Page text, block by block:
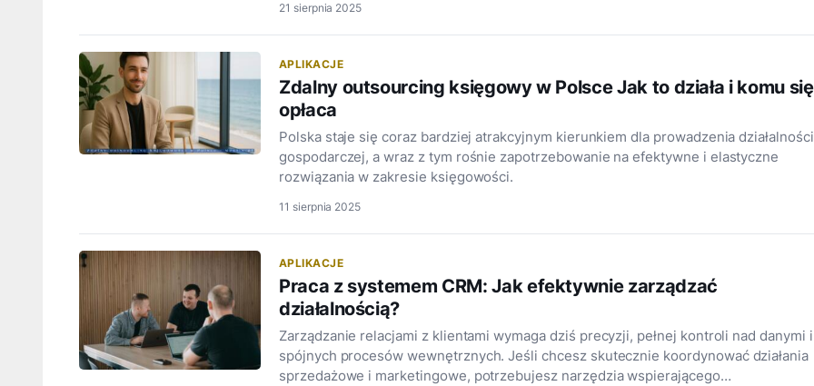
21 sierpnia 2025
APLIKACJE
Zdalny outsourcing księgowy w Polsce Jak to działa i komu się
opłaca
Polska staje się coraz bardziej atrakcyjnym kierunkiem dla prowadzenia działalności
gospodarczej, a wraz z tym rośnie zapotrzebowanie na efektywne i elastyczne
rozwiązania w zakresie księgowości.
11 sierpnia 2025
APLIKACJE
Praca z systemem CRM: Jak efektywnie zarządzać
działalnością?
Zarządzanie relacjami z klientami wymaga dziś precyzji, pełnej kontroli nad danymi i
spójnych procesów wewnętrznych. Jeśli chcesz skutecznie koordynować działania
sprzedażowe i marketingowe, potrzebujesz narzędzia wspierającego…